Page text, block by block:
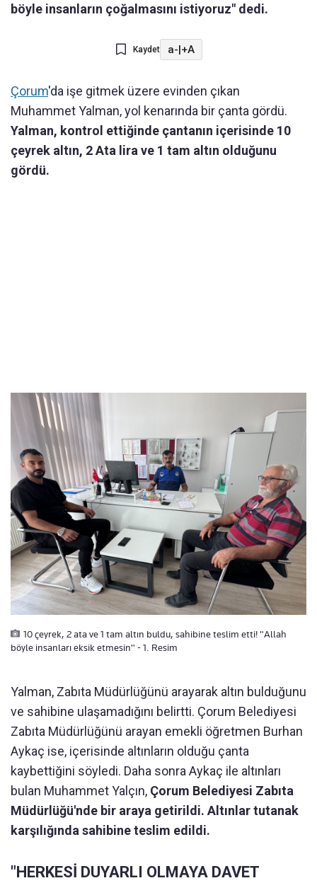
böyle insanların çoğalmasını istiyoruz" dedi.
Kaydet a-|+A
Çorum'da işe gitmek üzere evinden çıkan
Muhammet Yalman, yol kenarında bir çanta gördü.
Yalman, kontrol ettiğinde çantanın içerisinde 10
çeyrek altın, 2 Ata lira ve 1 tam altın olduğunu
gördü.
10 çeyrek, 2 ata ve 1 tam altın buldu, sahibine teslim etti! "Allah
böyle insanları eksik etmesin" - 1. Resim
Yalman, Zabıta Müdürlüğünü arayarak altın bulduğunu
ve sahibine ulaşamadığını belirtti. Çorum Belediyesi
Zabıta Müdürlüğünü arayan emekli öğretmen Burhan
Aykaç ise, içerisinde altınların olduğu çanta
kaybettiğini söyledi. Daha sonra Aykaç ile altınları
bulan Muhammet Yalçın, Çorum Belediyesi Zabıta
Müdürlüğü'nde bir araya getirildi. Altınlar tutanak
karşılığında sahibine teslim edildi.
"HERKESİ DUYARLI OLMAYA DAVET